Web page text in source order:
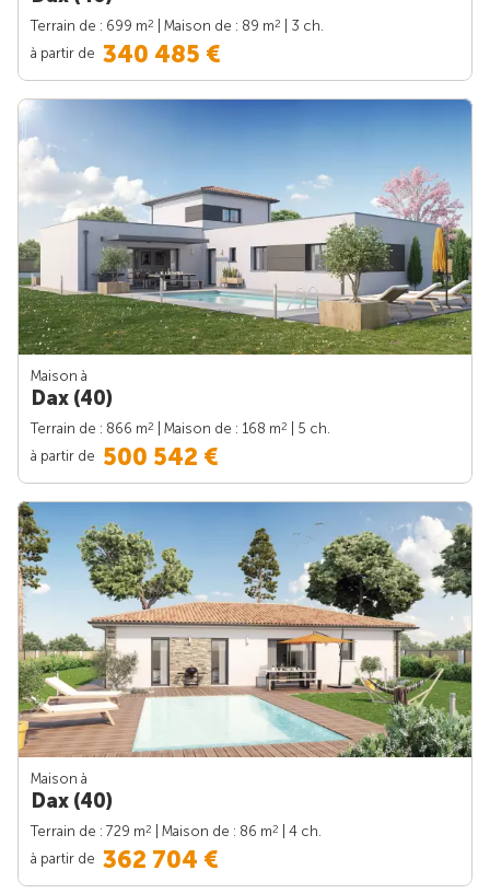
Terrain de : 699 m2 | Maison de : 89 m2
| 3 ch.
à partir de 340 485 €
Maison à
Dax (40)
Terrain de : 866 m2 | Maison de : 168 m2
| 5 ch.
à partir de 500 542 €
Maison à
Dax (40)
Terrain de : 729 m2 | Maison de : 86 m2
| 4 ch.
à partir de 362 704 €